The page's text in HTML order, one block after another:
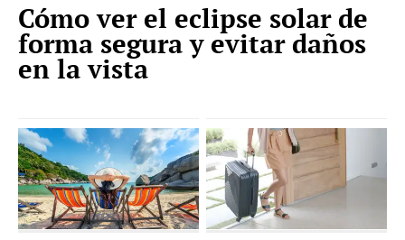
Cómo ver el eclipse solar de
forma segura y evitar daños
en la vista